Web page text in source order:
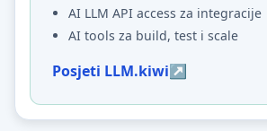
AI LLM API access za integracije
AI tools za build, test i scale
Posjeti LLM.kiwi